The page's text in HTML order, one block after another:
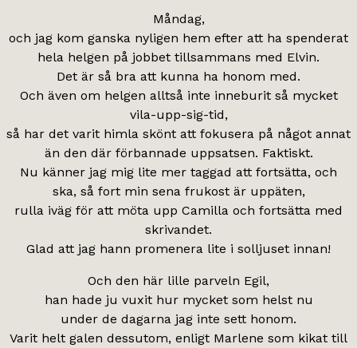
Måndag,
och jag kom ganska nyligen hem efter att ha spenderat
hela helgen på jobbet tillsammans med Elvin.
Det är så bra att kunna ha honom med.
Och även om helgen alltså inte inneburit så mycket
vila-upp-sig-tid,
så har det varit himla skönt att fokusera på något annat
än den där förbannade uppsatsen. Faktiskt.
Nu känner jag mig lite mer taggad att fortsätta, och
ska, så fort min sena frukost är uppäten,
rulla iväg för att möta upp Camilla och fortsätta med
skrivandet.
Glad att jag hann promenera lite i solljuset innan!
Och den här lille parveln Egil,
han hade ju vuxit hur mycket som helst nu
under de dagarna jag inte sett honom.
Varit helt galen dessutom, enligt Marlene som kikat till